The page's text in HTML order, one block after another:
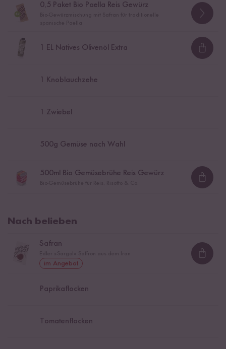
0,5 Paket Bio Paella Reis Gewürz
EL Natives Olivenöl Extra
1 Knoblauchzehe
1 Zwiebel
500g Gemüse nach Wahl
500ml Bio Gemüsebrühe Reis Gewürz
Nach belieben
Safran
im Angebot
Paprikaflocken
Tomatenflocken